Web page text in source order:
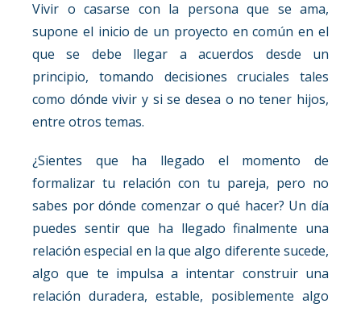
Vivir o casarse con la persona que se ama,
supone el inicio de un proyecto en común en el
que se debe llegar a acuerdos desde un
principio, tomando decisiones cruciales tales
como dónde vivir y si se desea o no tener hijos,
entre otros temas.
¿Sientes que ha llegado el momento de
formalizar tu relación con tu pareja, pero no
sabes por dónde comenzar o qué hacer? Un día
puedes sentir que ha llegado finalmente una
relación especial en la que algo diferente sucede,
algo que te impulsa a intentar construir una
relación duradera, estable, posiblemente algo